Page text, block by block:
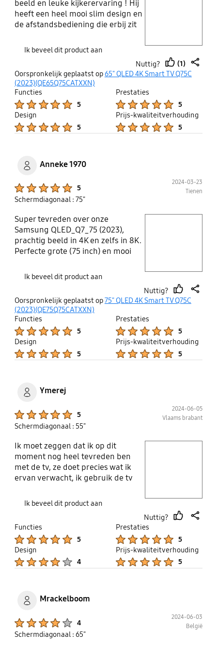
beeld en leuke kijkerervaring ! Hij
heeft een heel mooi slim design en
de afstandsbediening die erbij zit
tv zeker aan !
Ik beveel dit product aan
Nuttig?
thumb
(1)
share
Oorspronkelijk geplaatst op65" QLED 4K Smart TV Q75C
(2023)(QE65Q75CATXXN)
Functies
5
Prestaties
5
Design
5
Prijs-kwaliteitverhouding
5
Anneke 1970
5
2024-03-23
Tienen
Schermdiagonaal : 75"
Super tevreden over onze
Samsung QLED_Q7_75 (2023),
prachtig beeld in 4K en zelfs in 8K.
Perfecte grote (75 inch) en mooi
binnen handbereik en heel
gemakkelijke afstandsbediening.
Ik beveel dit product aan
Nuttig?
thumbshare
Oorspronkelijk geplaatst op75" QLED 4K Smart TV Q75C
(2023)(QE75Q75CATXXN)
Functies
5
Prestaties
5
Design
5
Prijs-kwaliteitverhouding
5
Ymerej
5
2024-06-05
Vlaams brabant
Schermdiagonaal : 55"
Ik moet zeggen dat ik op dit
moment nog heel tevreden ben
met de tv, ze doet precies wat ik
ervan verwacht, ik gebruik de tv
en de kwaliteit van beeld is echt
Ik beveel dit product aan
Nuttig?
up
Functies
5
Prestaties
5
Design
4
Prijs-kwaliteitverhouding
5
Mrackelboom
4
2024-06-03
België
Schermdiagonaal : 65"